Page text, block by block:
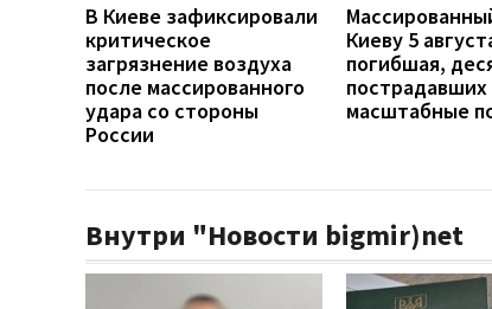
В Киеве зафиксировали
критическое
загрязнение воздуха
после массированного
удара со стороны
России
Киеву 5
погибшая,
пострадавших
масштабные
Внутри "Новости bigmir)net